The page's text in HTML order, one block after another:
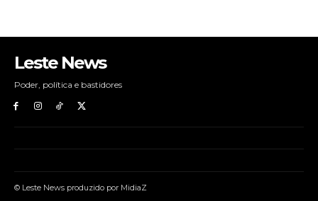
Leste News
Poder, política e bastidores
© Leste News produzido por MidiaZ